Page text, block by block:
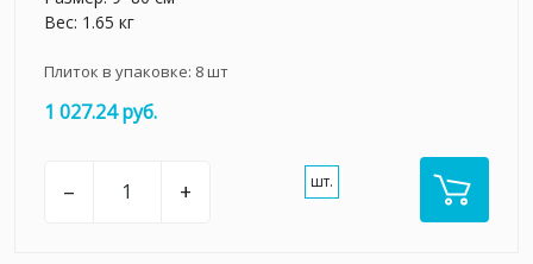
Вес: 1.65 кг
Плиток в упаковке: 8шт
1 027.24 руб.
– + шт.